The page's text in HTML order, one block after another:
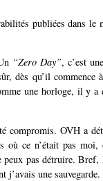
publiées dans le
“Zero Day”, c’est
dès qu’il commence
une horloge, il y a
compromis. OVH a
où ce n’était pas moi,
peux pas détruire.
j’avais une sauvegarde.